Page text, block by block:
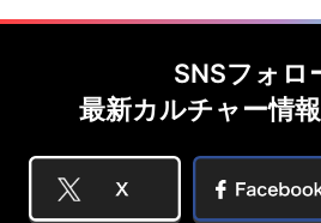
SNSフォロ
最新カルチャー情